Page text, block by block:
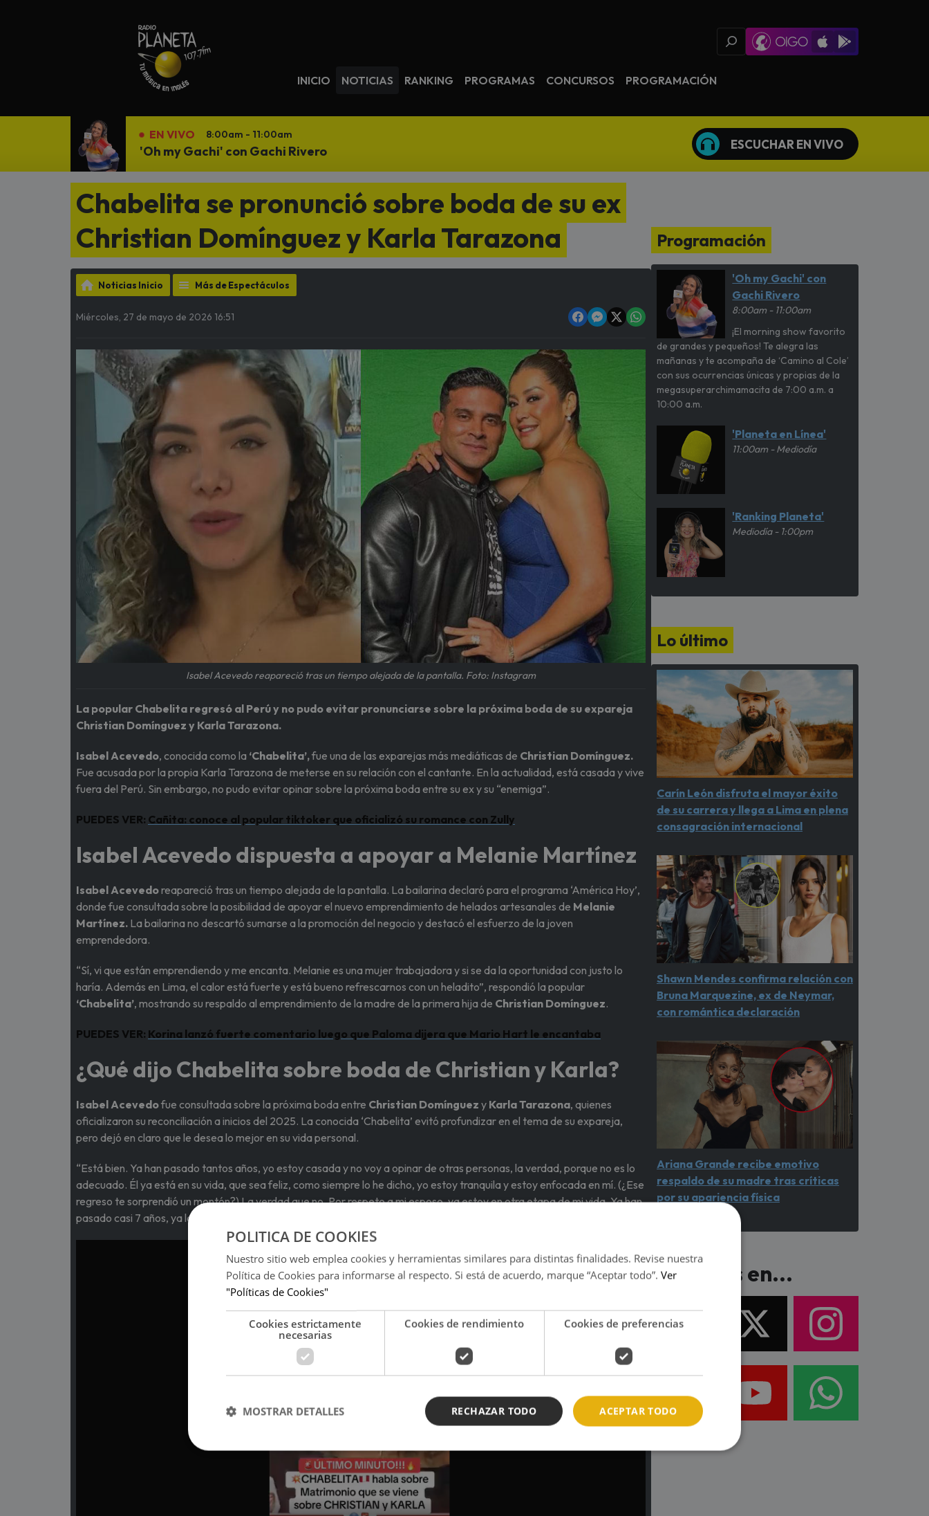
Oigo Radio App
Available on iOS
Available on
INICIO NOTICIAS RANKING PROGRAMAS CONCURSOS PROGRAMACIÓN
EN VIVO 8:00am - 11:00am
'Oh my Gachi' con Gachi Rivero ESCUCHAR EN VIVO
Chabelita se pronunció sobre boda de su ex
Christian Domínguez y Karla Tarazona
Noticias Inicio Más de Espectáculos
Miércoles, 27 de mayo de 2026 16:51
Isabel Acevedo reapareció tras un tiempo alejada de la pantalla. Foto: Instagram
La popular Chabelita regresó al Perú y no pudo evitar pronunciarse sobre la próxima boda de su expareja
Christian Domínguez y Karla Tarazona.
Isabel Acevedo, conocida como la ‘Chabelita’,fue una de las exparejas más mediáticas de Christian Domínguez.
Fue acusada por la propia Karla Tarazona de meterse en su relación con el cantante. En la actualidad, está casada y vive
fuera del Perú. Sin embargo, no pudo evitar opinar sobre la próxima boda entre su ex y su “enemiga”.
PUEDES VER: Cañita: conoce al popular tiktoker que oficializó su romance con Zully
Isabel Acevedo dispuesta a apoyar a Melanie Martínez
Isabel Acevedoreapareció tras un tiempo alejada de la pantalla. La bailarina declaró para el programa ‘América Hoy’,
donde fue consultada sobre la posibilidad de apoyar el nuevo emprendimiento de helados artesanales de Melanie
Martínez. La bailarina no descartó sumarse a la promoción del negocio y destacó el esfuerzo de la joven
emprendedora.
“Sí, vi que están emprendiendo y me encanta. Melanie es una mujer trabajadora y si se da la oportunidad con justo lo
haría. Además en Lima, el calor está fuerte y está bueno refrescarnos con un heladito”, respondió la popular
‘Chabelita’, mostrando su respaldo al emprendimiento de la madre de la primera hija de Christian Domínguez.
PUEDES VER: Korina lanzó fuerte comentario luego que Paloma dijera que Mario Hart le encantaba
¿Qué dijo Chabelita sobre boda de Christian y Karla?
Isabel Acevedofue consultada sobre la próxima boda entre Christian Domínguez y Karla Tarazona, quienes
oficializaron su reconciliación a inicios del 2025. La conocida ‘Chabelita’ evitó profundizar en el tema de su expareja,
pero dejó en claro que le desea lo mejor en su vida personal.
“Está bien. Ya han pasado tantos años, yo estoy casada y no voy a opinar de otras personas, la verdad, porque no es lo
adecuado. Él ya está en su vida, que sea feliz, como siempre lo he dicho, yo estoy tranquila y estoy enfocada en mí. (¿Ese
regreso te sorprendió un montón?) La verdad que no. Por respeto a mi esposo, ya estoy en otra etapa de mi vida. Ya han
pasado casi 7 años, ya lo superé”, comentó la bailarina, dejando en claro que no quiere hablar sobre su expareja.
Programación
'Oh my Gachi' con
Gachi Rivero
8:00am - 11:00am
¡El morning show favorito
de grandes y pequeños! Te alegra las
mañanas y te acompaña de ‘Camino al Cole’
con sus ocurrencias únicas y propias de la
megasuperarchimamacita de 7:00 a.m. a
10:00 a.m.
'Planeta en Línea'
11:00am - Mediodía
'Ranking Planeta'
Mediodía - 1:00pm
Lo último
Carín León disfruta el mayor éxito
de su carrera y llega a Lima en plena
consagración internacional
Shawn Mendes confirma relación con
Bruna Marquezine, ex de Neymar,
con romántica declaración
Ariana Grande recibe emotivo
respaldo de su madre tras críticas
por su apariencia física
Síguenos en...
POLITICA DE COOKIES
Nuestro sitio web emplea cookies y herramientas similares para distintas finalidades. Revise nuestra
Política de Cookies para informarse al respecto. Si está de acuerdo, marque “Aceptar todo”. Ver
"Políticas de Cookies"
Cookies estrictamente
necesarias
Cookies de rendimiento Cookies de preferencias
ACEPTAR TODO
RECHAZAR TODO
MOSTRAR DETALLES